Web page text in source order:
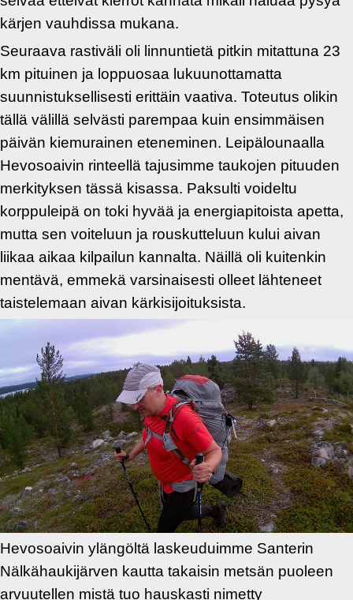
kärjen vauhdissa mukana.
Seuraava rastiväli oli linnuntietä pitkin mitattuna 23
km pituinen ja loppuosaa lukuunottamatta
suunnistuksellisesti erittäin vaativa. Toteutus olikin
tällä välillä selvästi parempaa kuin ensimmäisen
päivän kiemurainen eteneminen. Leipälounaalla
Hevosoaivin rinteellä tajusimme taukojen pituuden
merkityksen tässä kisassa. Paksulti voideltu
korppuleipä on toki hyvää ja energiapitoista apetta,
mutta sen voiteluun ja rouskutteluun kului aivan
liikaa aikaa kilpailun kannalta. Näillä oli kuitenkin
mentävä, emmekä varsinaisesti olleet lähteneet
taistelemaan aivan kärkisijoituksista.
Hevosoaivin ylängöltä laskeuduimme Santerin
Nälkähaukijärven kautta takaisin metsän puoleen
arvuutellen mistä tuo hauskasti nimetty